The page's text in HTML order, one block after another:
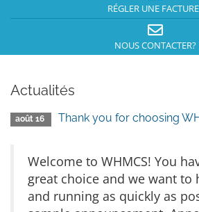
RÉGLER UNE
NOUS CONTACTER?
Actualités
août 16 Thank you for choosing
Welcome to WHMCS! You
great choice and we want to
and running as quickly as